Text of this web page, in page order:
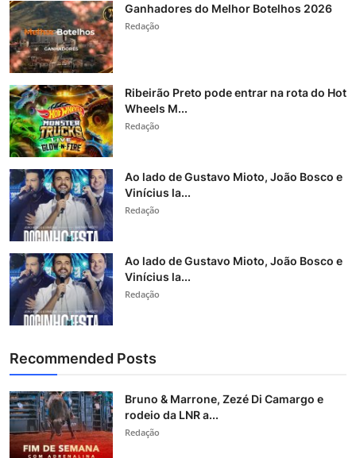
Ganhadores do Melhor Botelhos 2026
Redação
Ribeirão Preto pode entrar na rota do Hot
Wheels M...
Redação
Ao lado de Gustavo Mioto, João Bosco e
Vinícius la...
Redação
Ao lado de Gustavo Mioto, João Bosco e
Vinícius la...
Redação
Recommended Posts
Bruno & Marrone, Zezé Di Camargo e
rodeio da LNR a...
Redação